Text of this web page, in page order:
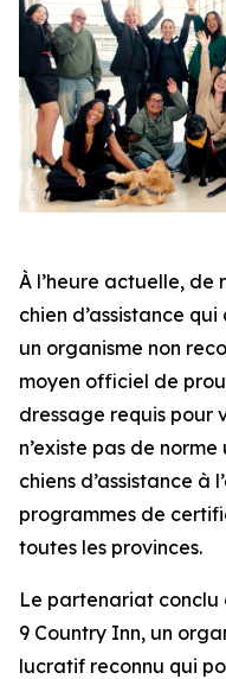
À l’heure actuelle, de
chien d’assistance
un organisme non
moyen officiel de
dressage requis pour
n’existe pas de
chiens d’assistance à
programmes de
toutes les provinces.
Le partenariat conclu
9 Country Inn, un
lucratif reconnu qui